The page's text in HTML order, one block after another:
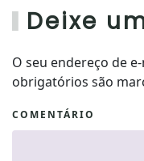
Deixe
O seu endereço de
obrigatórios são
COMENTÁRIO